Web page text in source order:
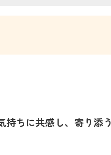
持ちに共感し、寄り添う